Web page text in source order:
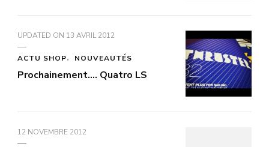
UPDATED ON 13 AVRIL 2012
ACTU SHOP NOUVEAUTÉS
Prochainement…. Quatro LS
12 NOVEMBRE 2012